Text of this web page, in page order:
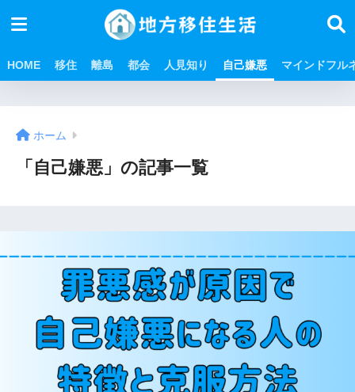
HOME 移住 離島 都会 人見知り 自己嫌悪 マインドフル
ホーム
「自己嫌悪」の記事一覧